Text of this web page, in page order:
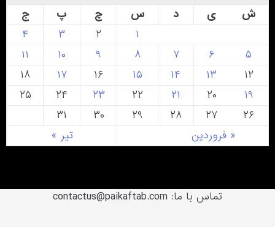
ش
ی د س چ پ ج
« فروردین تیر »
۲ ۳
۴
۵
۶ ۷ ۸ ۹ ۱۰
۱۱
۱۲
۱۳ ۱۴ ۱۵ ۱۶ ۱۷
۱۸
۱۹
۲۰ ۲۱ ۲۲ ۲۳ ۲۴
۲۵
۲۶
۲۷ ۲۸ ۲۹ ۳۰ ۳۱
تماس با ما: contactus@paikaftab.com